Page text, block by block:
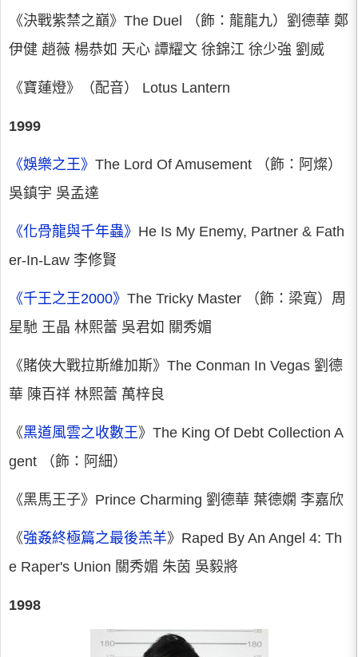
《決戰紫禁之巔》The Duel （飾：龍龍九）劉德華 鄭
伊健 趙薇 楊恭如 天心 譚耀文 徐錦江 徐少強 劉威
《寶蓮燈》（配音） Lotus Lantern
1999
《娛樂之王》 The Lord Of Amusement （飾：阿燦）
吳鎮宇 吳孟達
《化骨龍與千年蟲》 He Is My Enemy, Partner & Fath
er-In-Law 李修賢
《千王之王2000》 The Tricky Master （飾：梁寬）周
星馳 王晶 林熙蕾 吳君如 關秀媚
《賭俠大戰拉斯維加斯》The Conman In Vegas 劉德
華 陳百祥 林熙蕾 萬梓良
《黑道風雲之收數王》The King Of Debt Collection A
gent （飾：阿細）
《黑馬王子》Prince Charming 劉德華 葉德嫻 李嘉欣
《強姦終極篇之最後羔羊》Raped By An Angel 4: Th
e Raper's Union 關秀媚 朱茵 吳毅將
1998